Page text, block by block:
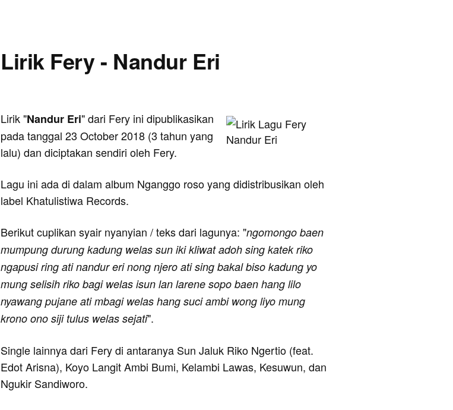
Lirik Fery - Nandur Eri
Lirik "Nandur Eri" dari Fery ini dipublikasikan
pada tanggal 23 October 2018 (3 tahun yang
lalu) dan diciptakan sendiri oleh Fery.
Lagu ini ada di dalam album Nganggo roso yang didistribusikan oleh
label Khatulistiwa Records.
Berikut cuplikan syair nyanyian / teks dari lagunya: "ngomongo baen
mumpung durung kadung welas sun iki kliwat adoh sing katek riko
ngapusi ring ati nandur eri nong njero ati sing bakal biso kadung yo
mung selisih riko bagi welas isun lan larene sopo baen hang lilo
nyawang pujane ati mbagi welas hang suci ambi wong liyo mung
krono ono siji tulus welas sejati".
Single lainnya dari Fery di antaranya Sun Jaluk Riko Ngertio (feat.
Edot Arisna), Koyo Langit Ambi Bumi, Kelambi Lawas, Kesuwun, dan
Ngukir Sandiworo.